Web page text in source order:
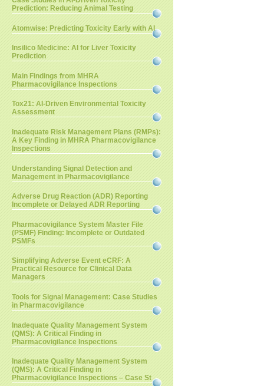
Prediction: Reducing Animal Testing
Atomwise: Predicting Toxicity Early with AI
Insilico Medicine: AI for Liver Toxicity
Prediction
Main Findings from MHRA
Pharmacovigilance Inspections
Tox21: AI-Driven Environmental Toxicity
Assessment
Inadequate Risk Management Plans (RMPs):
A Key Finding in MHRA Pharmacovigilance
Inspections
Understanding Signal Detection and
Management in Pharmacovigilance
Adverse Drug Reaction (ADR) Reporting
Incomplete or Delayed ADR Reporting
Pharmacovigilance System Master File
(PSMF) Finding: Incomplete or Outdated
PSMFs
Simplifying Adverse Event eCRF: A
Practical Resource for Clinical Data
Managers
Tools for Signal Management: Case Studies
in Pharmacovigilance
Inadequate Quality Management System
(QMS): A Critical Finding in
Pharmacovigilance Inspections
Inadequate Quality Management System
(QMS): A Critical Finding in
Pharmacovigilance Inspections – Case St